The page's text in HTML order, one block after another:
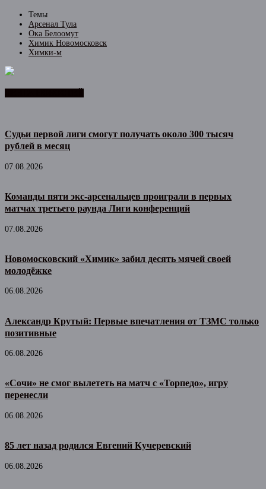
Темы
Арсенал Тула
Ока Белоомут
Химик Новомосковск
Химки-м
Судьи первой лиги смогут получать около 300 тысяч
рублей в месяц
07.08.2026
Команды пяти экс-арсенальцев проиграли в первых
матчах третьего раунда Лиги конференций
07.08.2026
Новомосковский «Химик» забил десять мячей своей
молодёжке
06.08.2026
Александр Крутый: Первые впечатления от ТЗМС только
позитивные
06.08.2026
«Сочи» не смог вылететь на матч с «Торпедо», игру
перенесли
06.08.2026
85 лет назад родился Евгений Кучеревский
06.08.2026